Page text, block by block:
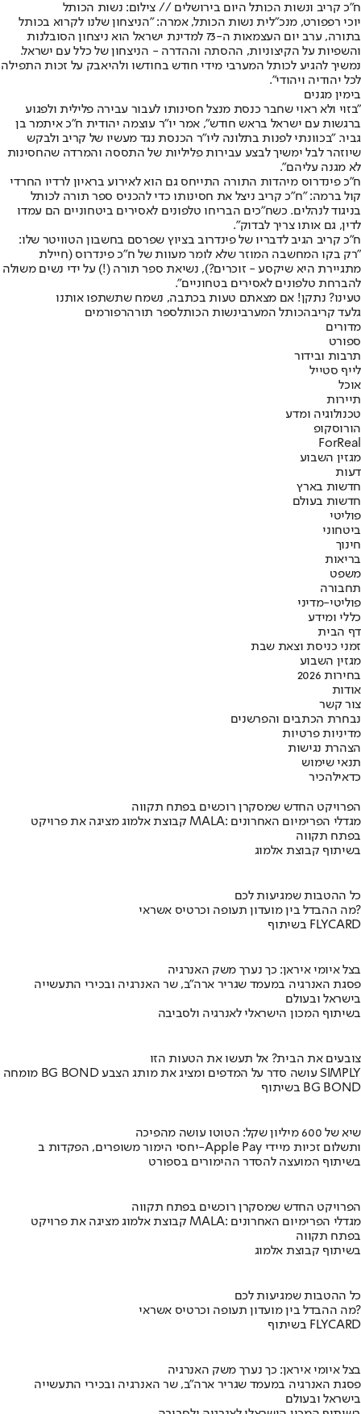
ח"כ קריב ונשות הכותל היום בירושלים // צילום: נשות הכותל
יוכי רפפורט, מנכ"לית נשות הכותל, אמרה: "הניצחון שלנו לקרוא בכותל
בתורה, ערב יום העצמאות ה-73 למדינת ישראל הוא ניצחון הסובלנות
והשפיות על הקיצוניות, ההסתה וההדרה - הניצחון של כלל עם ישראל.
נמשיך להגיע לכותל המערבי מידי חודש בחודשו ולהיאבק על זכות התפילה
לכל יהודיה ויהודי".
בימין מגנים
"בזוי ולא ראוי שחבר כנסת מנצל חסינותו לעבור עבירה פלילית ולפגוע
ברגשות עם ישראל בראש חודש", אמר יו"ר עוצמה יהודית ח"כ איתמר בן
גביר. "בכוונתי לפנות בתלונה ליו"ר הכנסת נגד מעשיו של קריב ולבקש
שיוזהר לבל ימשיך לבצע עבירות פליליות של התססה והמרדה שהחסינות
לא מגנה עליהם".
‏ח"כ פינדרוס מיהדות התורה התייחס גם הוא לאירוע בראיון לרדיו החרדי
קול ברמה: "ח"כ קריב ניצל את חסינותו כדי להכניס ספר תורה לכותל
בניגוד לנהלים. כשח"כים הבריחו טלפונים לאסירים ביטחוניים הם עמדו
לדין, גם אותו צריך לבדוק".
ח"כ קריב הגיב לדבריו של פינדרוב בציוץ שפרסם בחשבון הטוויטר שלו:
"רק בקו המחשבה המוזר שלא לומר מעוות של ח"כ פינדרוס (חיילת
מתגיירת היא שיקסע - זוכרים?), נשיאת ספר תורה (!) על ידי נשים משולה
להברחת טלפונים לאסירים בטחוניים".
טעינו? נתקן! אם מצאתם טעות בכתבה, נשמח שתשתפו אותנו
גלעד קריבהכותל המערבינשות הכותלספר תורהרפורמים
מדורים
ספורט
תרבות ובידור
לייף סטייל
אוכל
תיירות
טכנולוגיה ומדע
הורוסקופ
ForReal
מגזין השבוע
דעות
חדשות בארץ
חדשות בעולם
פוליטי
ביטחוני
חינוך
בריאות
משפט
תחבורה
פוליטי-מדיני
כללי ומידע
דף הבית
זמני כניסת וצאת שבת
מגזין השבוע
בחירות 2026
אודות
צור קשר
נבחרת הכתבים והפרשנים
מדיניות פרטיות
הצהרת נגישות
תנאי שימוש
כדאילהכיר
הפרויקט החדש שמסקרן רוכשים בפתח תקווה
קבוצת אלמוג מציגה את פרויקט MALA: מגדלי הפרימיום האחרונים
בפתח תקווה
בשיתוף קבוצת אלמוג
כל ההטבות שמגיעות לכם
מה ההבדל בין מועדון תעופה וכרטיס אשראי?
בשיתוף FLYCARD
בצל איומי איראן: כך נערך משק האנרגיה
פסגת האנרגיה במעמד שגריר ארה"ב, שר האנרגיה ובכירי התעשייה
בישראל ובעולם
בשיתוף המכון הישראלי לאנרגיה ולסביבה
צובעים את הבית? אל תעשו את הטעות הזו
מומחה BG BOND עושה סדר על המדפים ומציג את מותג הצבע SIMPLY
בשיתוף BG BOND
שיא של 600 מיליון שקל: הטוטו עושה מהפיכה
יחסי הימור משופרים, הפקדות ב-Apple Pay ותשלום זכיות מיידי
בשיתוף המועצה להסדר ההימורים בספורט
הפרויקט החדש שמסקרן רוכשים בפתח תקווה
קבוצת אלמוג מציגה את פרויקט MALA: מגדלי הפרימיום האחרונים
בפתח תקווה
בשיתוף קבוצת אלמוג
כל ההטבות שמגיעות לכם
מה ההבדל בין מועדון תעופה וכרטיס אשראי?
בשיתוף FLYCARD
בצל איומי איראן: כך נערך משק האנרגיה
פסגת האנרגיה במעמד שגריר ארה"ב, שר האנרגיה ובכירי התעשייה
בישראל ובעולם